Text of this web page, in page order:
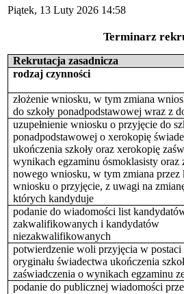
Piątek, 13 Luty 2026 14:58
Terminarz
Rekrutacja zasadnicza
rodzaj czynności
złożenie wniosku, w tym zmiana
do szkoły ponadpodstawowej wraz z
uzupełnienie wniosku o przyjęcie do
ponadpodstawowej o xerokopię
ukończenia szkoły oraz xerokopię
wynikach egzaminu ósmoklasisty oraz
nowego wniosku, w tym zmiana przez
wniosku o przyjęcie, z uwagi na
których kandyduje
podanie do wiadomości list
zakwalifikowanych i kandydatów
niezakwalifikowanych
potwierdzenie woli przyjęcia w postaci
oryginału świadectwa ukończenia
zaświadczenia o wynikach egzaminu
podanie do publicznej wiadomości